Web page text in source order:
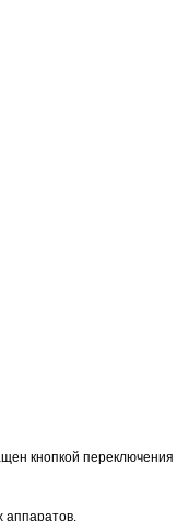
кнопкой переключения